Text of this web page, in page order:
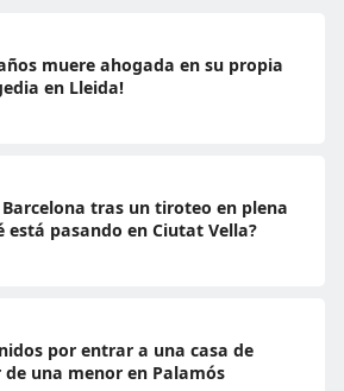
muere ahogada en su propia
en Lleida!
tras un tiroteo en plena
está pasando en Ciutat Vella?
por entrar a una casa de
una menor en Palamós